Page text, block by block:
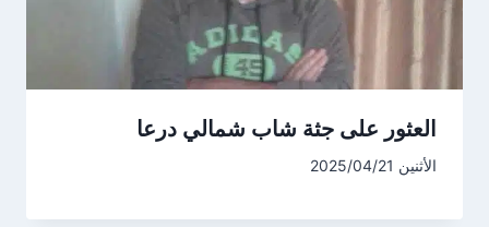
العثور على جثة شاب شمالي درعا
الأثنين 2025/04/21